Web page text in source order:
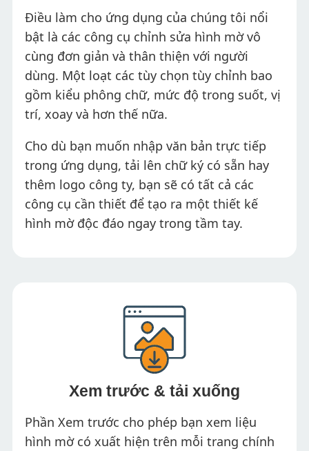
Điều làm cho ứng dụng của chúng tôi nổi
bật là các công cụ chỉnh sửa hình mờ vô
cùng đơn giản và thân thiện với người
dùng. Một loạt các tùy chọn tùy chỉnh bao
gồm kiểu phông chữ, mức độ trong suốt, vị
trí, xoay và hơn thế nữa.
Cho dù bạn muốn nhập văn bản trực tiếp
trong ứng dụng, tải lên chữ ký có sẵn hay
thêm logo công ty, bạn sẽ có tất cả các
công cụ cần thiết để tạo ra một thiết kế
hình mờ độc đáo ngay trong tầm tay.
Xem trước & tải xuống
Phần Xem trước cho phép bạn xem liệu
hình mờ có xuất hiện trên mỗi trang chính